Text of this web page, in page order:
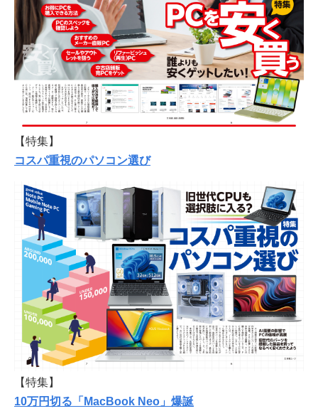
【特集】
コスパ重視のパソコン選び
【特集】
10万円切る「MacBook Neo」爆誕